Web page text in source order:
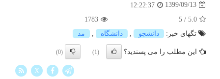
1399/09/13
12:22:37
5.0
/
5
1783
تگهای خبر:
دانشجو , دانشگاه , مد
این مطلب را می پسندید؟ (1)
(0)
X